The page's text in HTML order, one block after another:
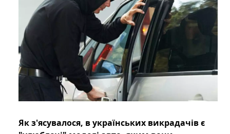
Як з'ясувалося, в українських викрадачів є